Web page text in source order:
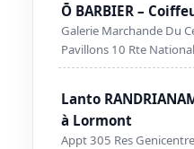
Ō BARBIER –
Galerie Marchande Du
Pavillons 10 Rte
Lanto
à Lormont
Appt 305 Res